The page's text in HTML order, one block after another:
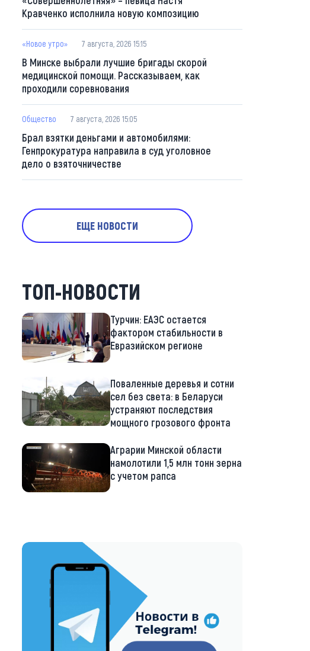
Кравченко исполнила новую композицию
«Новое утро» 7 августа, 2026 15:15
В Минске выбрали лучшие бригады скорой
медицинской помощи. Рассказываем, как
проходили соревнования
Общество 7 августа, 2026 15:05
Брал взятки деньгами и автомобилями:
Генпрокуратура направила в суд уголовное
дело о взяточничестве
ЕЩЕ НОВОСТИ
ТОП-НОВОСТИ
Турчин: ЕАЭС остается
фактором стабильности в
Евразийском регионе
Поваленные деревья и сотни
сел без света: в Беларуси
устраняют последствия
мощного грозового фронта
Аграрии Минской области
намолотили 1,5 млн тонн зерна
с учетом рапса
https://t.me/minskctvby